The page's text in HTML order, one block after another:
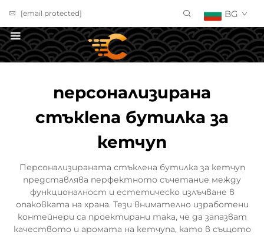
[email protected] BG
персонализирана
стъкlena бутилка за
кетчуп
Персонализираната стъклена бутилка за кетчуп
представлява перфектното съчетание между
функционалност и естетическо излъчване в
опаковката на храна. Тези внимателно изработени
контейнери са проектирани така, че да запазват
качеството и аромата на кетчупа, като в същото